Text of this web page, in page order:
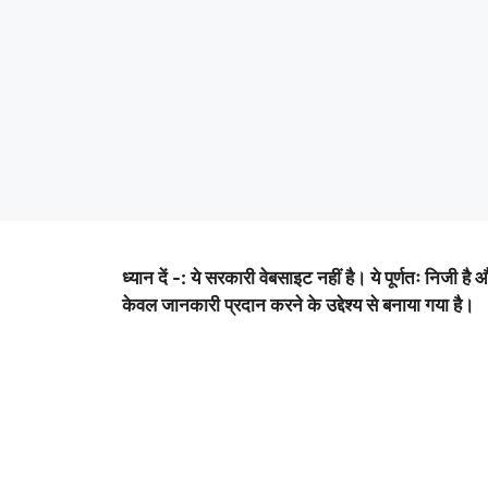
ध्यान दें -: ये सरकारी वेबसाइट नहीं है। ये पूर्णतः निजी है
केवल जानकारी प्रदान करने के उद्देश्य से बनाया गया है।